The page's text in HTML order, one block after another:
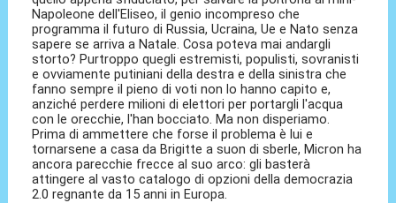
Napoleone dell'Eliseo, il genio incompreso che
programma il futuro di Russia, Ucraina, Ue e Nato senza
sapere se arriva a Natale. Cosa poteva mai andargli
storto? Purtroppo quegli estremisti, populisti, sovranisti
e ovviamente putiniani della destra e della sinistra che
fanno sempre il pieno di voti non lo hanno capito e,
anziché perdere milioni di elettori per portargli l'acqua
con le orecchie, l'han bocciato. Ma non disperiamo.
Prima di ammettere che forse il problema è lui e
tornarsene a casa da Brigitte a suon di sberle, Micron ha
ancora parecchie frecce al suo arco: gli basterà
attingere al vasto catalogo di opzioni della democrazia
2.0 regnante da 15 anni in Europa.